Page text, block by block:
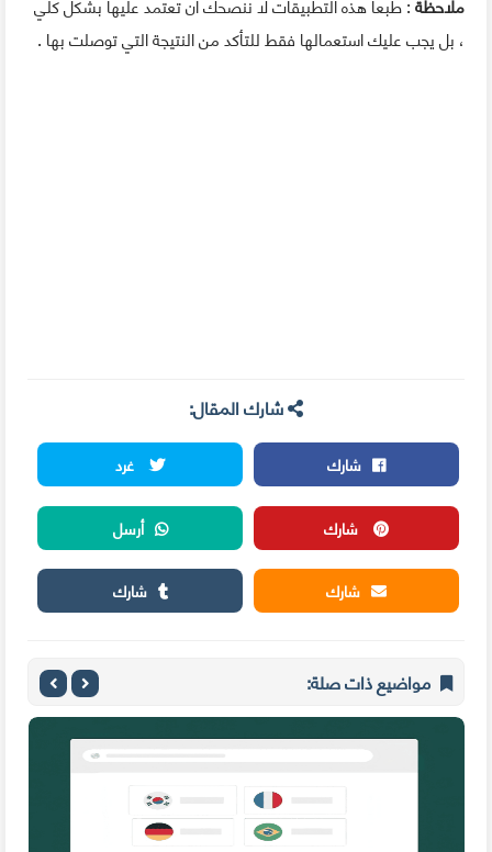
، بل يجب عليك استعمالها فقط للتأكد من النتيجة التي توصلت بها .
شارك المقال:
شارك
غرد
شارك
أرسل
شارك
شارك
مواضيع ذات صلة: